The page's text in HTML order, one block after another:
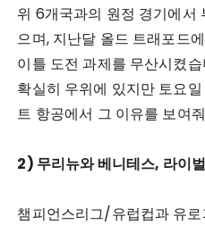
위 6개국과의 원정 경기에서
으며, 지난달 올드 트래포드
이틀 도전 과제를 무산시켰
확실히 우위에 있지만 토요
트 항공에서 그 이유를 보여
2) 무리뉴와 베니테스, 라이
챔피언스리그/유럽컵과 유